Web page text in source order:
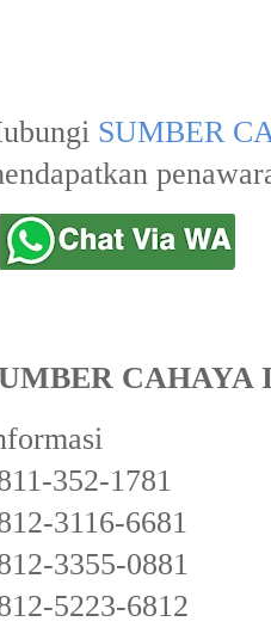
SUMBER
CAHAYA
352-1781
3116-6681
3355-0881
5223-6812